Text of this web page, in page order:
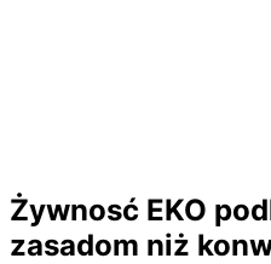
Żywnosć EKO
zasadom niż